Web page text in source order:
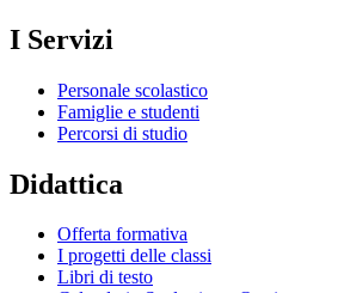
I Servizi
Personale scolastico
Famiglie e studenti
Percorsi di studio
Didattica
Offerta formativa
I progetti delle classi
Libri di testo